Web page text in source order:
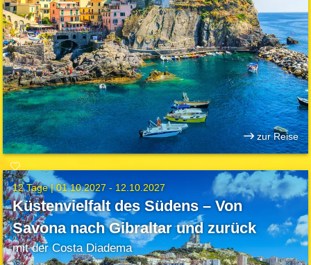
zur Reise
12 Tage |01.10.2027 - 12.10.2027
Küstenvielfalt des Südens – Von
Savona nach Gibraltar und zurück
mit der Costa Diadema